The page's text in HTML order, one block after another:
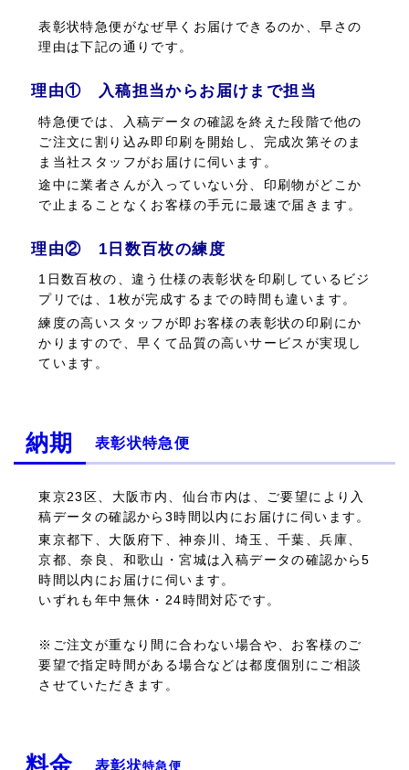
表彰状特急便がなぜ早くお届けできるのか、早さの
理由は下記の通りです。
理由① 入稿担当からお届けまで担当
特急便では、入稿データの確認を終えた段階で他の
ご注文に割り込み即印刷を開始し、完成次第そのま
ま当社スタッフがお届けに伺います。
途中に業者さんが入っていない分、印刷物がどこか
で止まることなくお客様の手元に最速で届きます。
理由② 1日数百枚の練度
1日数百枚の、違う仕様の表彰状を印刷しているビジ
プリでは、1枚が完成するまでの時間も違います。
練度の高いスタッフが即お客様の表彰状の印刷にか
かりますので、早くて品質の高いサービスが実現し
ています。
納期 表彰状特急便
東京23区、大阪市内、仙台市内は、ご要望により入
稿データの確認から3時間以内にお届けに伺います。
東京都下、大阪府下、神奈川、埼玉、千葉、兵庫、
京都、奈良、和歌山・宮城は入稿データの確認から5
時間以内にお届けに伺います。
いずれも年中無休・24時間対応です。
※ご注文が重なり間に合わない場合や、お客様のご
要望で指定時間がある場合などは都度個別にご相談
させていただきます。
料金 表彰状特急便